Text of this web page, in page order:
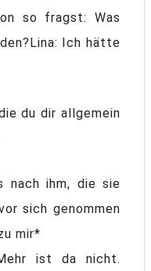
so fragst: Was
Ich hätte
du dir allgemein
nach ihm, die sie
sich genommen
mir*
ist da nicht.